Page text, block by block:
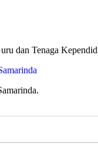
dan Tenaga